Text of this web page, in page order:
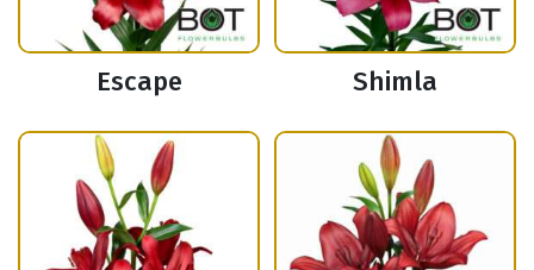
Escape Shimla